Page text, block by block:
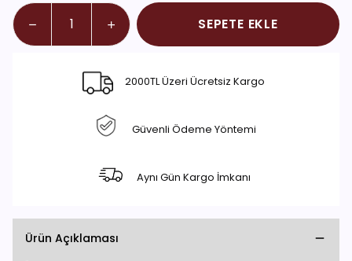
SEPETE EKLE
2000TL Üzeri Ücretsiz Kargo
Güvenli Ödeme Yöntemi
Aynı Gün Kargo İmkanı
Ürün Açıklaması